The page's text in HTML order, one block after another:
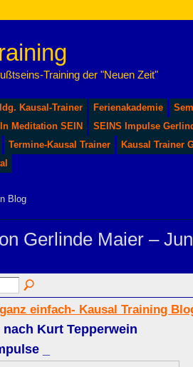
Training der "Neuen Zeit"
Kausal-Trainer Ferienakademie
In Meditation SEIN
SEINS Impulse
Termine-Kausal Trainer
Kausal Trainer
Blog
Gerlinde Maier –
einfach- Kausal Training
Kurt Tepperwein
_